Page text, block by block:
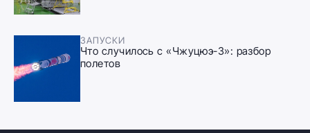
ЗАПУСКИ
Что случилось с «Чжуцюэ-3»: разбор
полетов